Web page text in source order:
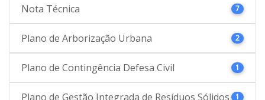
Nota Técnica 7
Plano de Arborização Urbana 2
Plano de Contingência Defesa Civil 1
Plano de Gestão Integrada de Resíduos Sólidos 1